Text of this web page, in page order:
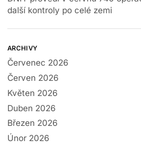
další kontroly po celé zemi
ARCHIVY
Červenec 2026
Červen 2026
Květen 2026
Duben 2026
Březen 2026
Únor 2026